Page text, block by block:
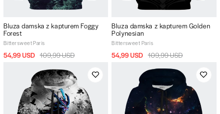
Bluza damska z kapturem Foggy
Forest
Bittersweet Paris
54,99 USD 109,99 USD
Bluza damska z kapturem Golden
Polynesian
Bittersweet Paris
54,99 USD 109,99 USD